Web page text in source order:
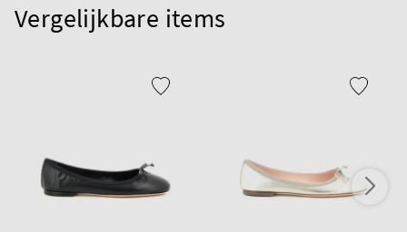
Vergelijkbare items